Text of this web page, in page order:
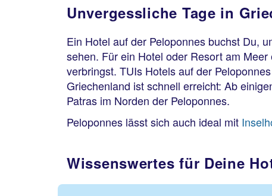
Unvergessliche Tage in
Ein Hotel auf der Peloponnes buchst Du,
sehen. Für ein Hotel oder Resort am
verbringst. TUIs Hotels auf der
Griechenland ist schnell erreicht: Ab
Patras im Norden der Peloponnes.
Peloponnes lässt sich auch ideal mit
Wissenswertes für Deine